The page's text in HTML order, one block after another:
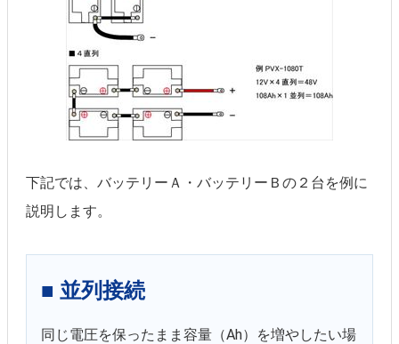
下記では、バッテリーＡ・バッテリーＢの２台を例に
説明します。
■ 並列接続
同じ電圧を保ったまま容量（Ah）を増やしたい場